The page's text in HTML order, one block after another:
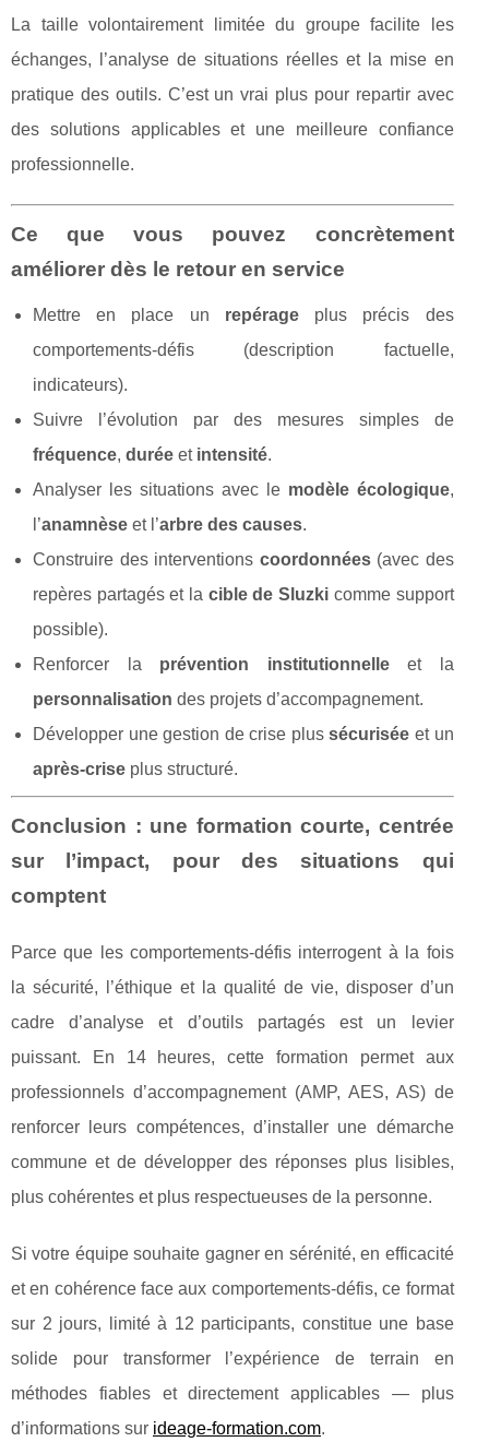
La taille volontairement limitée du groupe facilite les
échanges, l’analyse de situations réelles et la mise en
pratique des outils. C’est un vrai plus pour repartir avec
des solutions applicables et une meilleure confiance
professionnelle.
Ce que vous pouvez concrètement
améliorer dès le retour en service
Mettre en place un repérageplus précis des
comportements-défis (description factuelle,
indicateurs).
Suivre l’évolution par des mesures simples de
fréquence, durée et intensité.
Analyser les situations avec le modèle écologique,
l’anamnèse et l’arbre des causes.
Construire des interventions coordonnées(avec des
repères partagés et la cible de Sluzki comme support
possible).
Renforcer la prévention institutionnelleet la
personnalisation des projets d’accompagnement.
Développer une gestion de crise plussécurisée et un
après-crise plus structuré.
Conclusion : une formation courte, centrée
sur l’impact, pour des situations qui
comptent
Parce que les comportements-défis interrogent à la fois
la sécurité, l’éthique et la qualité de vie, disposer d’un
cadre d’analyse et d’outils partagés est un levier
puissant. En 14 heures, cette formation permet aux
professionnels d’accompagnement (AMP, AES, AS) de
renforcer leurs compétences, d’installer une démarche
commune et de développer des réponses plus lisibles,
plus cohérentes et plus respectueuses de la personne.
Si votre équipe souhaite gagner en sérénité, en efficacité
et en cohérence face aux comportements-défis, ce format
sur 2 jours, limité à 12 participants, constitue une base
solide pour transformer l’expérience de terrain en
méthodes fiables et directement applicables — plus
d’informations sur ideage-formation.com.